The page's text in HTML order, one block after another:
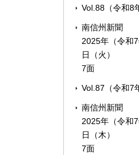
Vol.88（令和8
南信州新聞
2025年（令和
日（火）
7面
Vol.87（令和7
南信州新聞
2025年（令和
日（木）
7面